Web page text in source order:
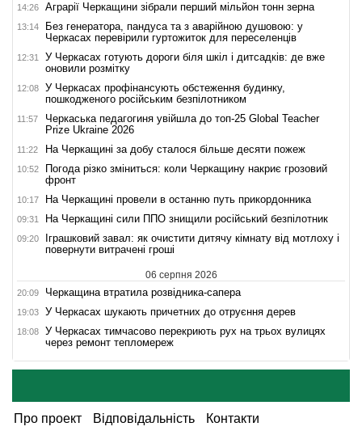
14:26 Аграрії Черкащини зібрали перший мільйон тонн зерна
13:14
Без генератора, пандуса та з аварійною душовою: у
Черкасах перевірили гуртожиток для переселенців
12:31
У Черкасах готують дороги біля шкіл і дитсадків: де вже
оновили розмітку
12:08
У Черкасах профінансують обстеження будинку,
пошкодженого російським безпілотником
11:57
Черкаська педагогиня увійшла до топ-25 Global Teacher
Prize Ukraine 2026
11:22 На Черкащині за добу сталося більше десяти пожеж
10:52
Погода різко зміниться: коли Черкащину накриє грозовий
фронт
10:17 На Черкащині провели в останню путь прикордонника
09:31 На Черкащині сили ППО знищили російський безпілотник
09:20
Іграшковий завал: як очистити дитячу кімнату від мотлоху і
повернути витрачені гроші
06 серпня 2026
20:09 Черкащина втратила розвідника-сапера
19:03 У Черкасах шукають причетних до отруєння дерев
18:08
У Черкасах тимчасово перекриють рух на трьох вулицях
через ремонт тепломереж
Про проект Відповідальність Контакти